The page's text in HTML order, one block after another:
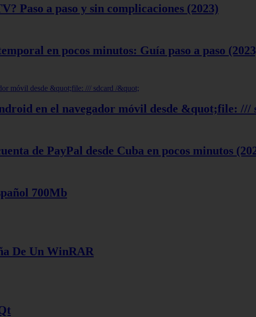
Paso a paso y sin complicaciones (2023)
en pocos minutos: Guía paso a paso
en el navegador móvil desde &quot;file:
de PayPal desde Cuba en pocos minutos
700Mb
De Un WinRAR